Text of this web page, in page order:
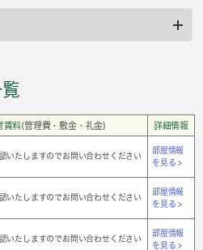
賃料(管理費・敷金・礼金) 詳細情報
いたしますのでお問い合わせください
部屋情報
を見る >
いたしますのでお問い合わせください
部屋情報
を見る >
いたしますのでお問い合わせください
部屋情報
を見る >